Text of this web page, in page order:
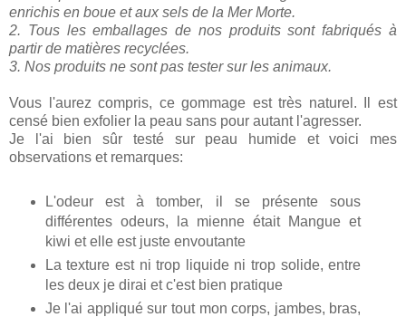
enrichis en boue et aux sels de la Mer Morte.
2. Tous les emballages de nos produits sont fabriqués à
partir de matières recyclées.
3. Nos produits ne sont pas tester sur les animaux.
Vous l'aurez compris, ce gommage est très naturel. Il est
censé bien exfolier la peau sans pour autant l'agresser.
Je l'ai bien sûr testé sur peau humide et voici mes
observations et remarques:
L'odeur est à tomber, il se présente sous
différentes odeurs, la mienne était Mangue et
kiwi et elle est juste envoutante
La texture est ni trop liquide ni trop solide, entre
les deux je dirai et c'est bien pratique
Je l'ai appliqué sur tout mon corps, jambes, bras,